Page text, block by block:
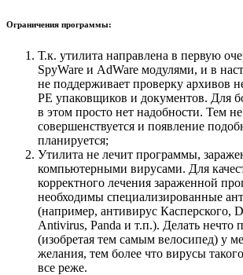
Ограничения программы:
Т.к. утилита направлена в первую
SpyWare и AdWare модулями, и в
не поддерживает проверку архивов
PE упаковщиков и документов. Для
в этом просто нет надобности. Тем
совершенствуется и появление
планируется;
Утилита не лечит программы,
компьютерными вирусами. Для
корректного лечения зараженной
необходимы специализированные
(например, антивирус Касперского,
Antivirus, Panda и т.п.). Делать нечто
(изобретая тем самым велосипед) у
желания, тем более что вирусы
все реже.